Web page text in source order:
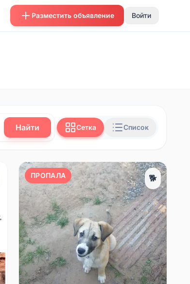
Разместить объявление Войти
Найти Сетка Список
ПРОПАЛА 🐕